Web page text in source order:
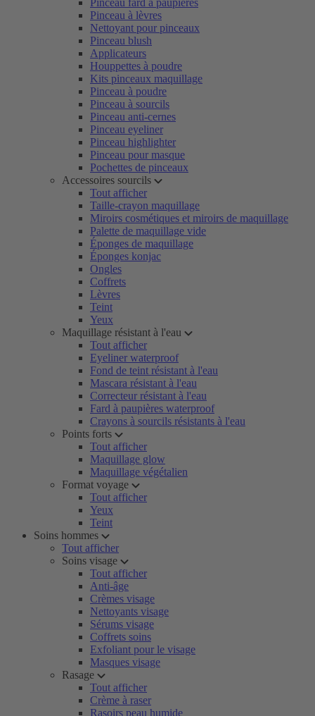
Pinceau fard à paupières
Pinceau à lèvres
Nettoyant pour pinceaux
Pinceau blush
Applicateurs
Houppettes à poudre
Kits pinceaux maquillage
Pinceau à poudre
Pinceau à sourcils
Pinceau anti-cernes
Pinceau eyeliner
Pinceau highlighter
Pinceau pour masque
Pochettes de pinceaux
Accessoires sourcils
Tout afficher
Taille-crayon maquillage
Miroirs cosmétiques et miroirs de maquillage
Palette de maquillage vide
Éponges de maquillage
Éponges konjac
Ongles
Coffrets
Lèvres
Teint
Yeux
Maquillage résistant à l'eau
Tout afficher
Eyeliner waterproof
Fond de teint résistant à l'eau
Mascara résistant à l'eau
Correcteur résistant à l'eau
Fard à paupières waterproof
Crayons à sourcils résistants à l'eau
Points forts
Tout afficher
Maquillage glow
Maquillage végétalien
Format voyage
Tout afficher
Yeux
Teint
Soins hommes
Tout afficher
Soins visage
Tout afficher
Anti-âge
Crèmes visage
Nettoyants visage
Sérums visage
Coffrets soins
Exfoliant pour le visage
Masques visage
Rasage
Tout afficher
Crème à raser
Rasoirs peau humide